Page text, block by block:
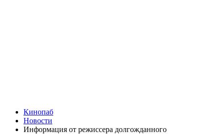
Кинопаб
Новости
Информация от режиссера долгожданного